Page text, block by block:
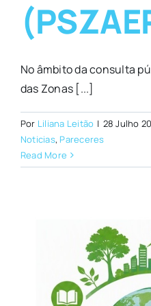
No âmbito da consulta
das Zonas [...]
Por Liliana Leitão | 28 Julho
Noticias, Pareceres
Read More